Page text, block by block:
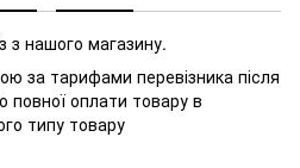
з нашого магазину.
за тарифами перевізника після
повної оплати товару в
типу товару